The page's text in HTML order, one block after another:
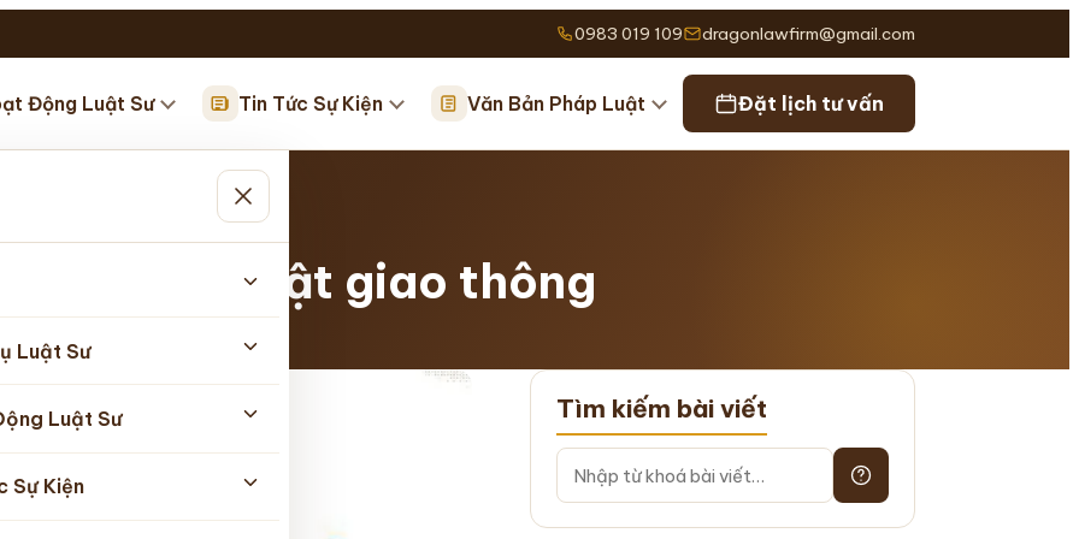
0983 019 109 dragonlawfirm@gmail.com
Động Luật Sư Tin Tức Sự Kiện Văn Bản Pháp Luật Đặt lịch tư vấn
Luật Sư
Luật Sư
Sự Kiện
giao…
tư vấn luật giao thông
2026
Tìm kiếm bài viết